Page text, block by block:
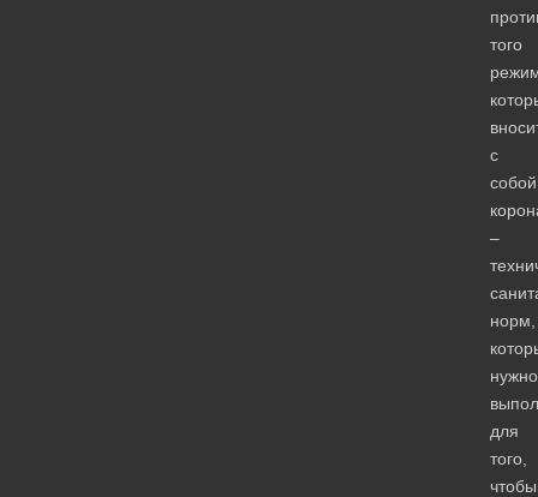
того
с
собой
–
норм,
нужно
для
того,
чтобы